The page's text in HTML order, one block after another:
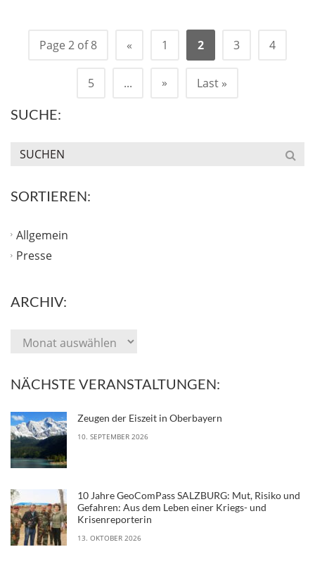
Page 2 of 8 « 1 2 3 4
5 ... » Last »
SUCHE:
SORTIEREN:
Allgemein
Presse
ARCHIV:
NÄCHSTE VERANSTALTUNGEN:
Zeugen der Eiszeit in Oberbayern
10. SEPTEMBER 2026
10 Jahre GeoComPass SALZBURG: Mut, Risiko und
Gefahren: Aus dem Leben einer Kriegs- und
Krisenreporterin
13. OKTOBER 2026